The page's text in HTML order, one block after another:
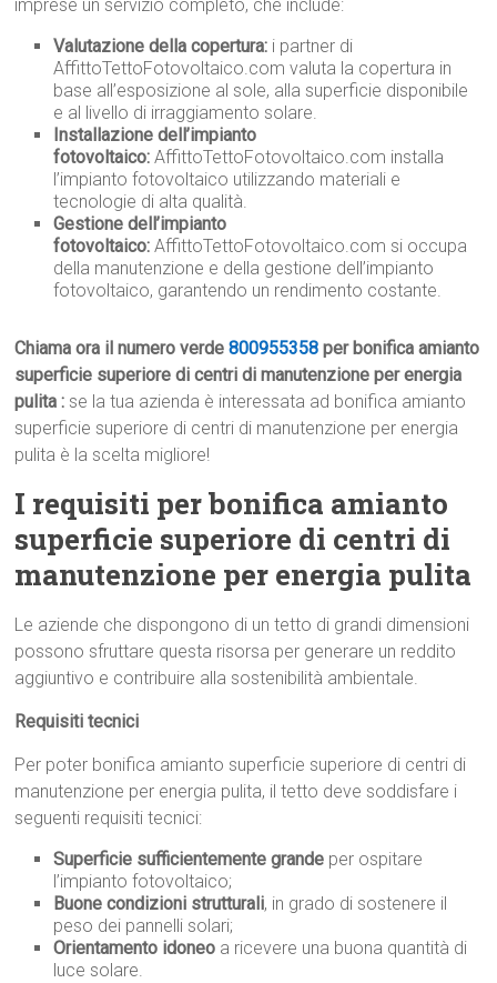
imprese un servizio completo, che include:
Valutazione della copertura: i partner di
AffittoTettoFotovoltaico.com valuta la copertura in
base all’esposizione al sole, alla superficie disponibile
e al livello di irraggiamento solare.
Installazione dell’impianto
fotovoltaico: AffittoTettoFotovoltaico.com installa
l’impianto fotovoltaico utilizzando materiali e
tecnologie di alta qualità.
Gestione dell’impianto
fotovoltaico: AffittoTettoFotovoltaico.com si occupa
della manutenzione e della gestione dell’impianto
fotovoltaico, garantendo un rendimento costante.
Chiama ora il numero verde800955358 per bonifica amianto
superficie superiore di centri di manutenzione per energia
pulita : se la tua azienda è interessata ad bonifica amianto
superficie superiore di centri di manutenzione per energia
pulita è la scelta migliore!
I requisiti per bonifica amianto
superficie superiore di centri di
manutenzione per energia pulita
Le aziende che dispongono di un tetto di grandi dimensioni
possono sfruttare questa risorsa per generare un reddito
aggiuntivo e contribuire alla sostenibilità ambientale.
Requisiti tecnici
Per poter bonifica amianto superficie superiore di centri di
manutenzione per energia pulita, il tetto deve soddisfare i
seguenti requisiti tecnici:
Superficie sufficientemente grande per ospitare
l’impianto fotovoltaico;
Buone condizioni strutturali, in grado di sostenere il
peso dei pannelli solari;
Orientamento idoneo a ricevere una buona quantità di
luce solare.